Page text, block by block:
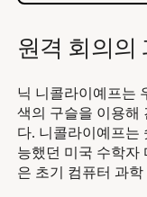
원격 회의의
닉 니콜라이예프는
색의 구슬을 이용해
다. 니콜라이예프는
능했던 미국 수학자
은 초기 컴퓨터 과